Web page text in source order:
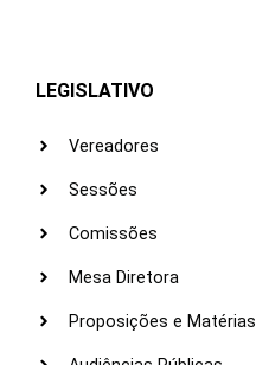
LEGISLATIVO
Vereadores
Sessões
Comissões
Mesa Diretora
Proposições e Matérias